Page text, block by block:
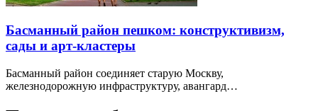
Басманный район пешком: конструктивизм,
сады и арт-кластеры
Басманный район соединяет старую Москву,
железнодорожную инфраструктуру, авангард…